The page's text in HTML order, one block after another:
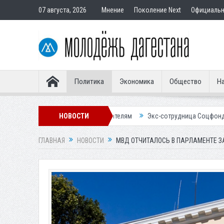
07 августа, 2026 Мнение Поколение Next
Политика Экономика Общество
НОВОСТИ
покупателям Экс-сотрудница Соцфонда получила
ГЛАВНАЯ НОВОСТИ МВД ОТЧИТАЛОСЬ В ПАРЛАМЕНТЕ